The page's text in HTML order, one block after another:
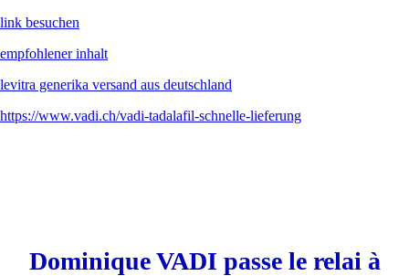
link besuchen
empfohlener inhalt
levitra generika versand aus deutschland
https://www.vadi.ch/vadi-tadalafil-schnelle-lieferung
Dominique VADI passe le relai à